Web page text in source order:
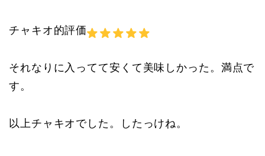
チャキオ的評価
それなりに入ってて安くて美味しかった。満点で
す。
以上チャキオでした。したっけね。